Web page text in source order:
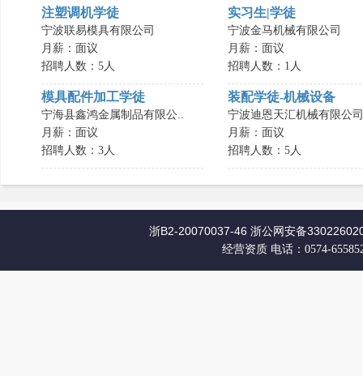
注塑调机学徒
宁波联易模具有限公司
月薪：面议
招聘人数：5人
实习生|学徒
宁波金马机械有限公司
月薪：面议
招聘人数：1人
模具配件加工学徒
宁海县鑫鸿金属制品有限公..
月薪：面议
招聘人数：3人
装配学徒-机械设备
宁波迪恩天汇机械有限公司
月薪：面议
招聘人数：5人
浙B2-20070037-46 浙公网安备
经营资质 电话：0574-